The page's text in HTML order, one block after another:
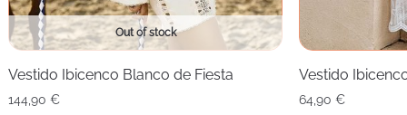
Out of stock
Vestido Ibicenco Blanco de Fiesta
144,90 €
Vestido
64,90 €